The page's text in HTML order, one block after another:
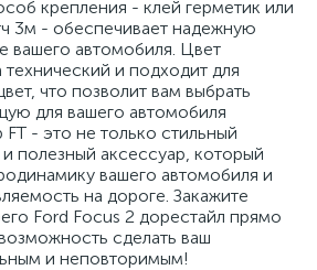
крепления - клей герметик или
3м - обеспечивает надежную
вашего автомобиля. Цвет
и подходит для
что позволит вам выбрать
для вашего автомобиля
- это не только стильный
полезный аксессуар, который
вашего автомобиля и
на дороге. Закажите
Ford Focus 2 дорестайл прямо
сделать ваш
и неповторимым!